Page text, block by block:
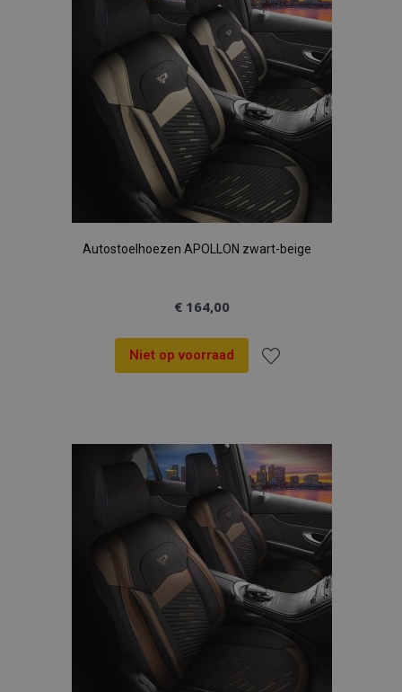
verlanglijst
Autostoelhoezen APOLLON zwart-beige
€ 164,00
Niet op voorraad
aan
verlanglijst